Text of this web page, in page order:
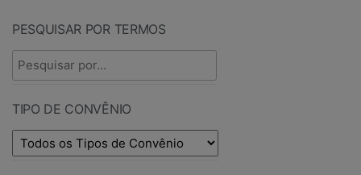
PESQUISAR POR TERMOS
TIPO DE CONVÊNIO